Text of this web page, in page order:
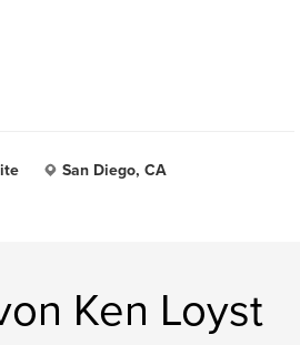
San Diego, CA
Ken Loyst